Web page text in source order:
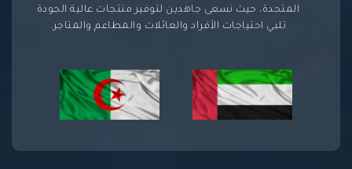
المتحدة، حيث نسعى جاهدين لتوفير منتجات عالية الجودة
تلبي احتياجات الأفراد والعائلات والمطاعم والمتاجر.